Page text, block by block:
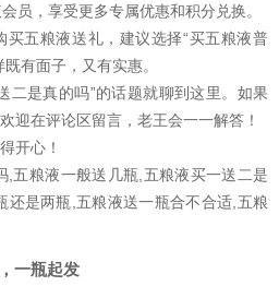
员，享受更多专属优惠和积分兑换。
五粮液送礼，建议选择“买五粮液普
有面子，又有实惠。
二是真的吗”的话题就聊到这里。如果
迎在评论区留言，老王会一一解答！
开心！
,五粮液一般送几瓶,五粮液买一送二是
还是两瓶,五粮液送一瓶合不合适,五粮
一瓶起发